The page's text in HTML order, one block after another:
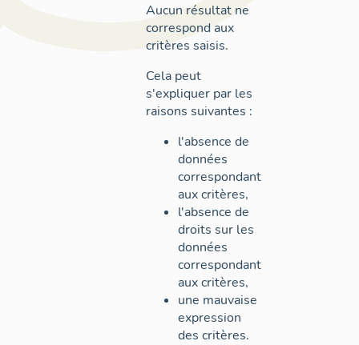
Aucun résultat ne
correspond aux
critères saisis.
Cela peut
s'expliquer par les
raisons suivantes :
l'absence de
données
correspondant
aux critères,
l'absence de
droits sur les
données
correspondant
aux critères,
une mauvaise
expression
des critères.